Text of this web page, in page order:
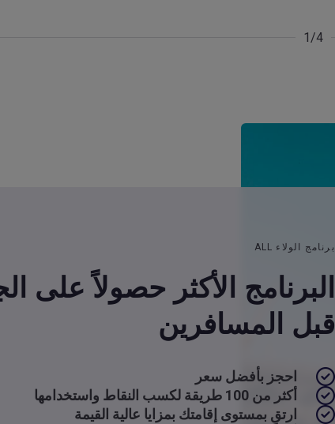
1/4
برنامج الولاء ALL
البرنامج الأكثر حصولاً على
قبل المسافرين
احجز بأفضل سعر
أكثر من 100 طريقة لكسب النقاط واستخدامها
ارتقِ بمستوى إقامتك بمزايا عالية القيمة